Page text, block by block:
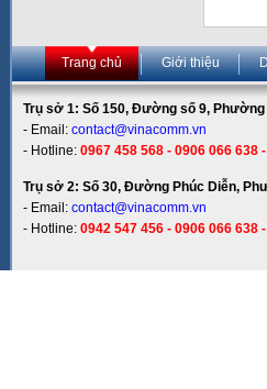
Trang chủ Giới thiệu
Trụ sở 1: Số 150, Đường số 9, Phường
- Email: contact@vinacomm.vn
- Hotline: 0967 458 568 - 0906 066 638
Trụ sở 2: Số 30, Đường Phúc Diễn,
- Email: contact@vinacomm.vn
- Hotline: 0942 547 456 - 0906 066 638